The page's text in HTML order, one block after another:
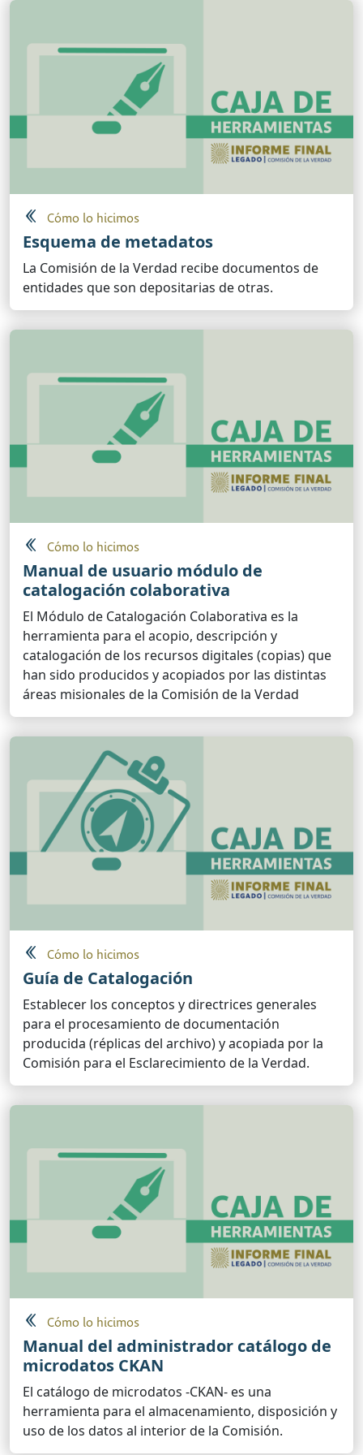
Cómo lo hicimos
Esquema de metadatos
La Comisión de la Verdad recibe documentos de
entidades que son depositarias de otras.
Cómo lo hicimos
Manual de usuario módulo de
catalogación colaborativa
El Módulo de Catalogación Colaborativa es la
herramienta para el acopio, descripción y
catalogación de los recursos digitales (copias) que
han sido producidos y acopiados por las distintas
áreas misionales de la Comisión de la Verdad
Cómo lo hicimos
Guía de Catalogación
Establecer los conceptos y directrices generales
para el procesamiento de documentación
producida (réplicas del archivo) y acopiada por la
Comisión para el Esclarecimiento de la Verdad.
Cómo lo hicimos
Manual del administrador catálogo de
microdatos CKAN
El catálogo de microdatos -CKAN- es una
herramienta para el almacenamiento, disposición y
uso de los datos al interior de la Comisión.